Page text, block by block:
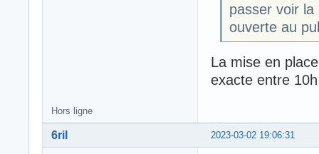
passer voir
ouverte au
La mise en
exacte entre
Hors ligne
2023-03-02 19:06:31
6ril